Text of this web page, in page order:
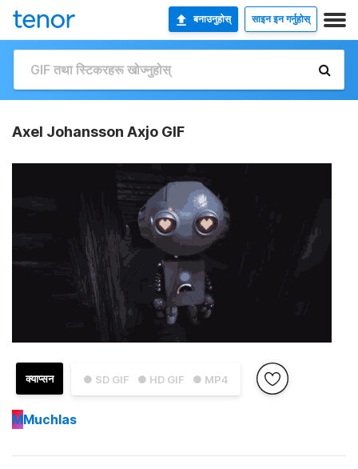
बनाउनुहोस् साइन इन गर्नुहोस्
Axel Johansson Axjo GIF
● SD GIF ● HD GIF ● MP4
क्याप्सन
MMuchlas